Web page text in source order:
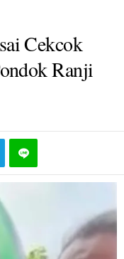
Cekcok
Ranji